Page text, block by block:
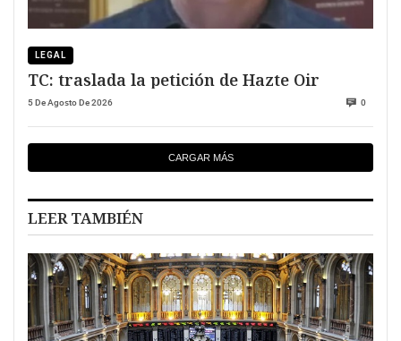
LEGAL
TC: traslada la petición de Hazte Oir
5 De Agosto De 2026 0
CARGAR MÁS
LEER TAMBIÉN